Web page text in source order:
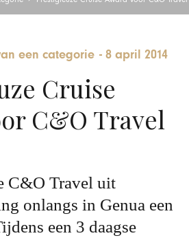
een categorie -8 april 2014
Cruise
C&O Travel
C&O Travel uit
onlangs in Genua een
een 3 daagse